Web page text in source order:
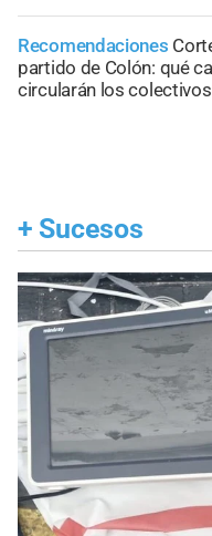
Recomendaciones
partido de Colón: qué
circularán los colectivos
+ Sucesos